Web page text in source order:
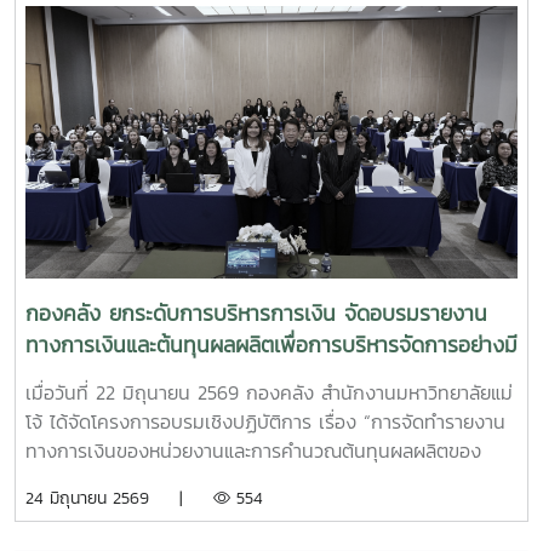
กองคลัง ยกระดับการบริหารการเงิน จัดอบรมรายงาน
ทางการเงินและต้นทุนผลผลิตเพื่อการบริหารจัดการอย่างมี
ประสิทธิภาพ
เมื่อวันที่ 22 มิถุนายน 2569 กองคลัง สำนักงานมหาวิทยาลัยแม่
โจ้ ได้จัดโครงการอบรมเชิงปฏิบัติการ เรื่อง “การจัดทำรายงาน
ทางการเงินของหน่วยงานและการคำนวณต้นทุนผลผลิตของ
โรงแรมวินทรี ซิตี้ รีสอร์ท โดยมีผู้บริหารและบุคลากรผู้ปฏิบัติงาน
24 มิถุนายน 2569 | 554